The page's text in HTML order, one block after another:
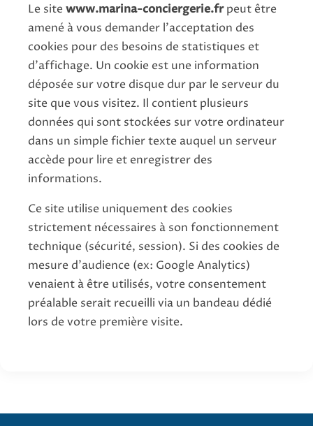
Le site www.marina-conciergerie.frpeut être
amené à vous demander l'acceptation des
cookies pour des besoins de statistiques et
d'affichage. Un cookie est une information
déposée sur votre disque dur par le serveur du
site que vous visitez. Il contient plusieurs
données qui sont stockées sur votre ordinateur
dans un simple fichier texte auquel un serveur
accède pour lire et enregistrer des
informations.
Ce site utilise uniquement des cookies
strictement nécessaires à son fonctionnement
technique (sécurité, session). Si des cookies de
mesure d'audience (ex: Google Analytics)
venaient à être utilisés, votre consentement
préalable serait recueilli via un bandeau dédié
lors de votre première visite.